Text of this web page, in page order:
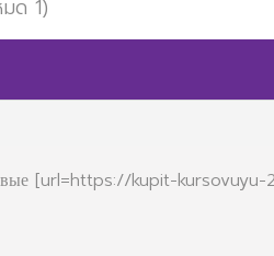
ด 1)
[url=https://kupit-